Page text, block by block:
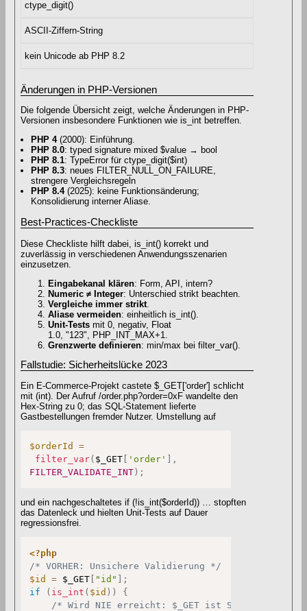
ctype_digit()
ASCII-Ziffern-String
kein Unicode ab PHP 8.2
Änderungen in PHP-Versionen
Die folgende Übersicht zeigt, welche Änderungen in PHP-
Versionen insbesondere Funktionen wie is_int betreffen.
PHP 4(2000): Einführung.
PHP 8.0: typed signature mixed $value → bool
PHP 8.1: TypeError für ctype_digit($int)
PHP 8.3: neues FILTER_NULL_ON_FAILURE,
strengere Vergleichsregeln
PHP 8.4(2025): keine Funktionsänderung;
Konsolidierung interner Aliase.
Best-Practices-Checkliste
Diese Checkliste hilft dabei, is_int() korrekt und
zuverlässig in verschiedenen Anwendungsszenarien
einzusetzen.
Eingabekanal klären: Form, API, intern?
Numeric ≠ Integer: Unterschied strikt beachten.
Vergleiche immer strikt.
Aliase vermeiden: einheitlich is_int().
Unit-Tests mit 0, negativ, Float
1.0, "123", PHP_INT_MAX+1.
Grenzwerte definieren: min/max bei filter_var().
Fallstudie: Sicherheitslücke 2023
Ein E-Commerce-Projekt castete $_GET['order'] schlicht
mit (int). Der Aufruf /order.php?order=0xF wandelte den
Hex-String zu 0; das SQL-Statement lieferte
Gastbestellungen fremder Nutzer. Umstellung auf
$orderId
=
filter_var( $_GET 'order'
,
FILTER_VALIDATE_INT ) ;
und ein nachgeschaltetes if (!is_int($orderId)) … stopften
das Datenleck und hielten Unit-Tests auf Dauer
regressionsfrei.
<?php
/* VORHER: Unsichere Validierung */
$id
= $_GET [ "id" ] ;
if
( is_int ( $id ) )
{
/* Wird NIE erreicht: $_GET ist String */